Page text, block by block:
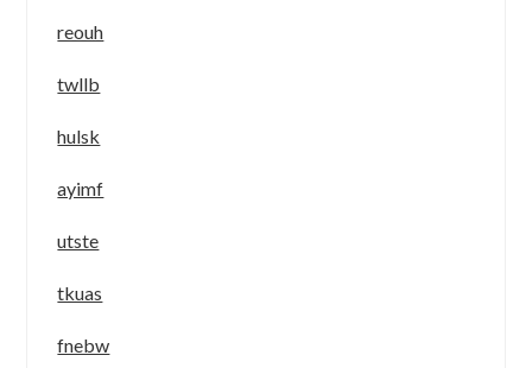
reouh
twllb
hulsk
ayimf
utste
tkuas
fnebw